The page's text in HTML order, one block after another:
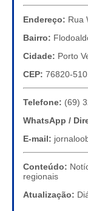
Endereço: Rua
Bairro:
Cidade: Porto
CEP: 76820-510
Telefone: (69)
WhatsApp /
E-mail:
Conteúdo:
regionais
Atualização: